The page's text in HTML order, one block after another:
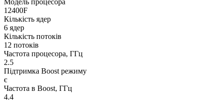
12400F
Кількість ядер
6 ядер
Кількість потоків
12 потоків
Частота процесора, ГГц
2.5
Підтримка Boost режиму
є
Частота в Boost, ГГц
4.4